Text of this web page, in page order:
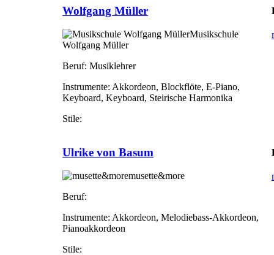
Wolfgang Müller
Musikschule
Wolfgang Müller
Beruf: Musiklehrer
Instrumente: Akkordeon, Blockflöte, E-Piano,
Keyboard, Keyboard, Steirische Harmonika
Stile:
Ulrike von Basum
musette&more
Beruf:
Instrumente: Akkordeon, Melodiebass-Akkordeon,
Pianoakkordeon
Stile: